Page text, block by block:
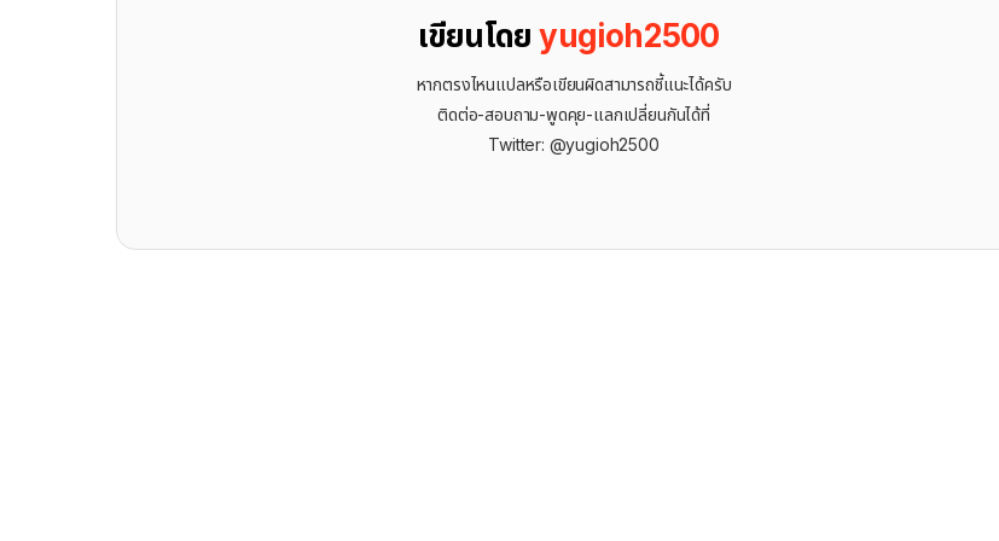
เขียนโดยyugioh2500
หากตรงไหนแปลหรือเขียนผิดสามารถชี้แนะได้ครับ
ติดต่อ-สอบถาม-พูดคุย-แลกเปลี่ยนกันได้ที่
Twitter: @yugioh2500